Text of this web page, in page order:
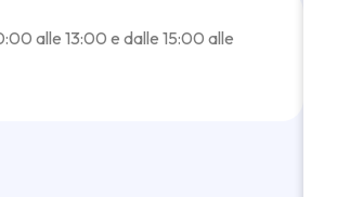
alle 13:00 e dalle 15:00 alle